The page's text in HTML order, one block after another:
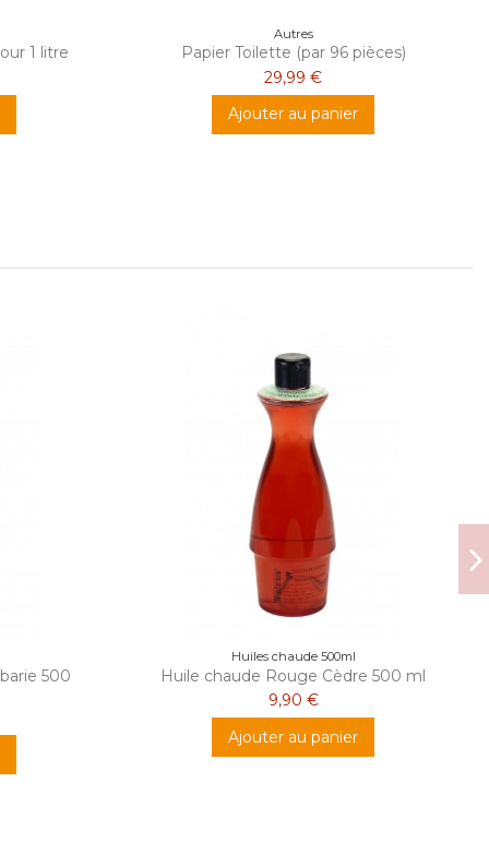
1 litre
Autres
Papier Toilette (par 96 pièces)
29,99 €
Ajouter au panier
500
Huiles chaude 500ml
Huile chaude Rouge Cèdre 500 ml
9,90 €
Ajouter au panier